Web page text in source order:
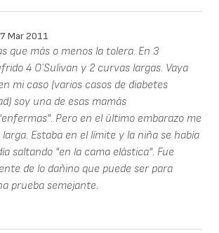
7 Mar 2011
que más o menos la tolera. En 3
4 O´Sulivan y 2 curvas largas. Vaya
mi caso (varios casos de diabetes
soy una de esas mamás
Pero en el último embarazo me
Estaba en el límite y la niña se había
saltando "en la cama elástica". Fue
de lo dañino que puede ser para
prueba semejante.